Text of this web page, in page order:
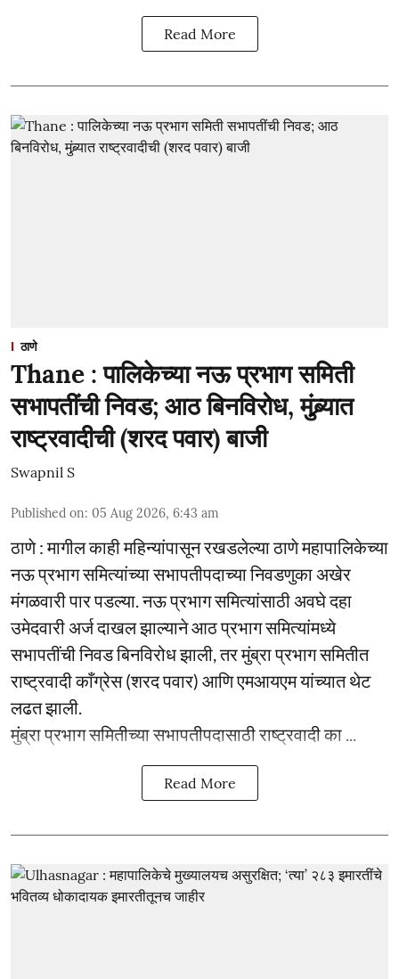
Read More
ठाणे
Thane : पालिकेच्या नऊ प्रभाग समिती
सभापतींची निवड; आठ बिनविरोध, मुंब्र्यात
राष्ट्रवादीची (शरद पवार) बाजी
Swapnil S
Published on: 05 Aug 2026, 6:43 am
ठाणे : मागील काही महिन्यांपासून रखडलेल्या ठाणे महापालिकेच्या
नऊ प्रभाग समित्यांच्या सभापतीपदाच्या निवडणुका अखेर
मंगळवारी पार पडल्या. नऊ प्रभाग समित्यांसाठी अवघे दहा
उमेदवारी अर्ज दाखल झाल्याने आठ प्रभाग समित्यांमध्ये
सभापतींची निवड बिनविरोध झाली, तर मुंब्रा प्रभाग समितीत
राष्ट्रवादी काँग्रेस (शरद पवार) आणि एमआयएम यांच्यात थेट
लढत झाली.
मुंब्रा प्रभाग समितीच्या सभापतीपदासाठी राष्ट्रवादी का ...
Read More